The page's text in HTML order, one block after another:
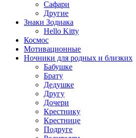
Сафари
Другие
Знаки Зодиака
Hello Kitty
Космос
Мотивационные
Ночники для родных и близких
Бабушке
Брату
Дедушке
Другу
Дочери
Крестнику
Крестнице
Подруге